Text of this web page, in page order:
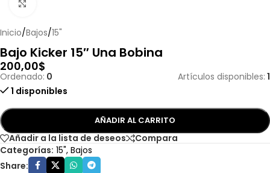
Inicio/Bajos/15"
Bajo Kicker 15″ Una Bobina
200,00$
Ordenado: 0 Artículos disponibles: 1
1 disponibles
AÑADIR AL CARRITO
Añadir a la lista de deseos
Compara
Categorías: 15", Bajos
Share: